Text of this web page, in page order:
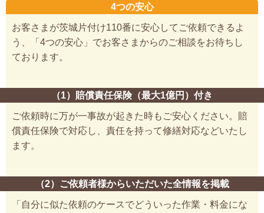
4つの安心
お客さまが茨城片付け110番に安心してご依頼できるよ
う、「4つの安心」でお客さまからのご相談をお待ちし
ております。
（1）賠償責任保険（最大1億円）付き
ご依頼時に万が一事故が起きた時もご安心ください。賠
償責任保険で対応し、責任を持って修繕対応などいたし
ます。
（2）ご依頼者様からいただいた全情報を掲載
「自分に似た依頼のケースでどういった作業・料金にな